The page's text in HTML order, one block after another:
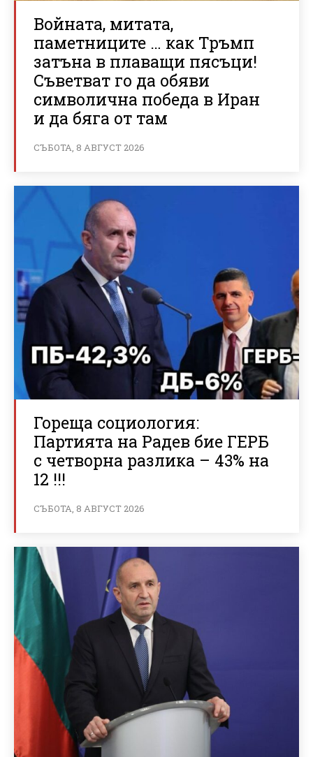
Войната, митата,
паметниците … как Тръмп
затъна в плаващи пясъци!
Съветват го да обяви
символична победа в Иран
и да бяга от там
СЪБОТА, 8 АВГУСТ 2026
Гореща социология:
Партията на Радев бие ГЕРБ
с четворна разлика – 43% на
12 !!!
СЪБОТА, 8 АВГУСТ 2026